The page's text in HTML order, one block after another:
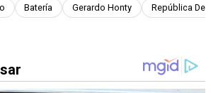
Batería Gerardo Honty República